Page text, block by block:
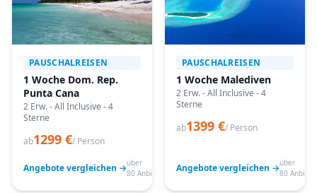
PAUSCHALREISEN
1 Woche Dom. Rep.
Punta Cana
2 Erw. - All Inclusive - 4
Sterne
ab1299 €/ Person
Angebote vergleichen →über
80 Anbieter
PAUSCHALREISEN
1 Woche Malediven
2 Erw. - All Inclusive - 4
Sterne
ab1399 €/ Person
Angebote vergleichen →über
80